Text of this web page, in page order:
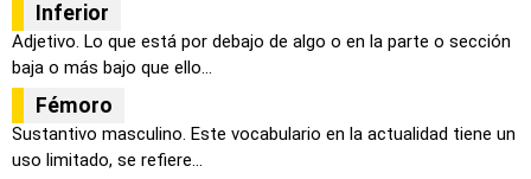
Inferior
Adjetivo. Lo que está por debajo de algo o en la parte o sección
baja o más bajo que ello...
Fémoro
Sustantivo masculino. Este vocabulario en la actualidad tiene un
uso limitado, se refiere...